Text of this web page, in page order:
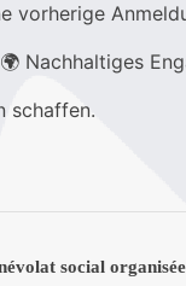
vorherige
Nachhaltiges
schaffen.
social